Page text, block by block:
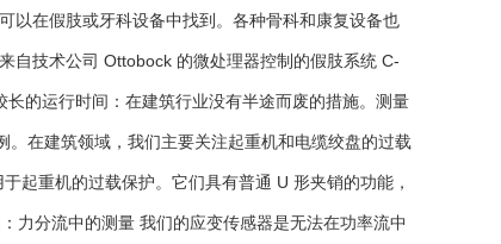
以在假肢或牙科设备中找到。各种骨科和康复设备也
自技术公司 Ottobock 的微处理器控制的假肢系统 C-
的运行时间：在建筑行业没有半途而废的措施。测量
在建筑领域，我们主要关注起重机和电缆绞盘的过载
起重机的过载保护。它们具有普通 U 形夹销的功能，
力分流中的测量 我们的应变传感器是无法在功率流中